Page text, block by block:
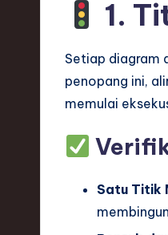
ft
w
1.
Setiap diagram
penopang ini,
memulai
Satu Titik